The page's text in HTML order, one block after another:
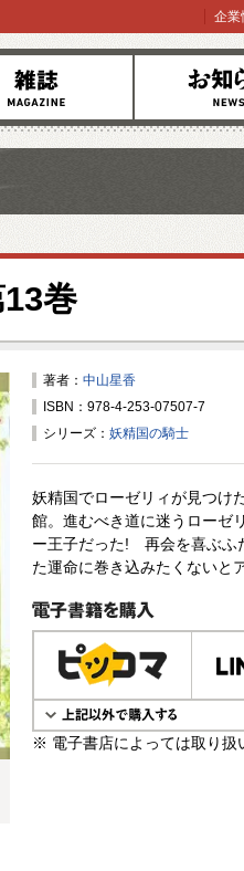
お知らせ
企業
巻
著者： 中山星香
ISBN：978-4-253-07507-7
シリーズ： 妖精国の騎士
妖精国でローゼリィが見つけ
館。進むべき道に迷うローゼ
ー王子だった! 再会を喜ぶふ
た運命に巻き込みたくないと
電子書籍で購入
※ 電子書店によっては取り扱